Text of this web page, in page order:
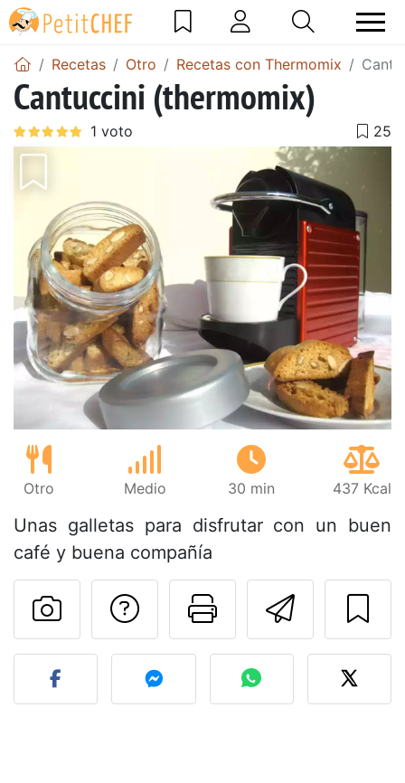
Recetas Otro Recetas con Thermomix
Cantuccini (thermomix)
Otro Medio 30 min 437 Kcal
Unas galletas para disfrutar con un buen
café y buena compañía
Imprimir
Preguntar al autor
Publicar la foto de esta